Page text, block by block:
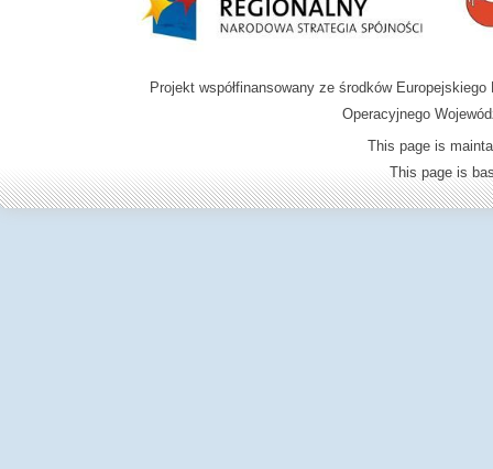
Projekt współfinansowany ze środków
Operacyjnego
This page is
This page is